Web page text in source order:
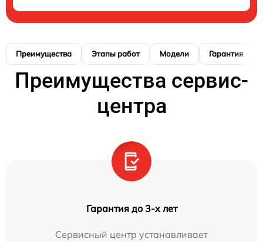
Преимущества Этапы работ Модели Гарантия
Преимущества сервис-
центра
Гарантия до 3-х лет
Сервисный центр устанавливает